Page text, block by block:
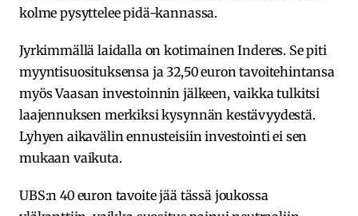
kolme pysyttelee pidä-kannassa.
Jyrkimmällä laidalla on kotimainen Inderes. Se piti
myyntisuosituksensa ja 32,50 euron tavoitehintansa
myös Vaasan investoinnin jälkeen, vaikka tulkitsi
laajennuksen merkiksi kysynnän kestävyydestä.
Lyhyen aikavälin ennusteisiin investointi ei sen
mukaan vaikuta.
UBS:n 40 euron tavoite jää tässä joukossa